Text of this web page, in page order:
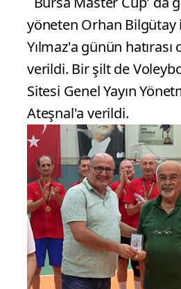
yöneten Orhan Bilgütay
Yılmaz'a günün
verildi. Bir şilt de
Sitesi Genel Yayın
Ateşnal'a verildi.